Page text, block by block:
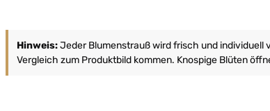
Hinweis:Jeder Blumenstrauß wird frisch und individuell
Vergleich zum Produktbild kommen. Knospige Blüten